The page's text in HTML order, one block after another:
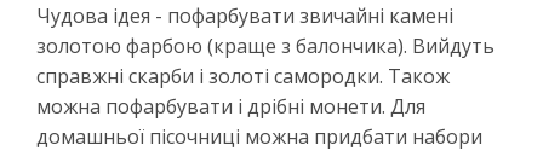
Чудова ідея - пофарбувати звичайні камені
золотою фарбою (краще з балончика). Вийдуть
справжні скарби і золоті самородки. Також
можна пофарбувати і дрібні монети. Для
домашньої пісочниці можна придбати набори